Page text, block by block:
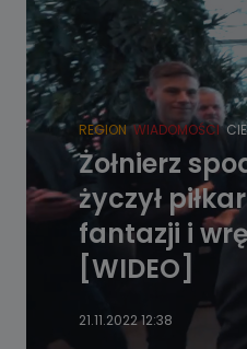
REGION WIADOMOŚCI
Żołnierz
życzył
fantazji i
[WIDEO]
21.11.2022 12:38